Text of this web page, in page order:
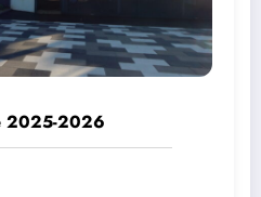
2025-2026